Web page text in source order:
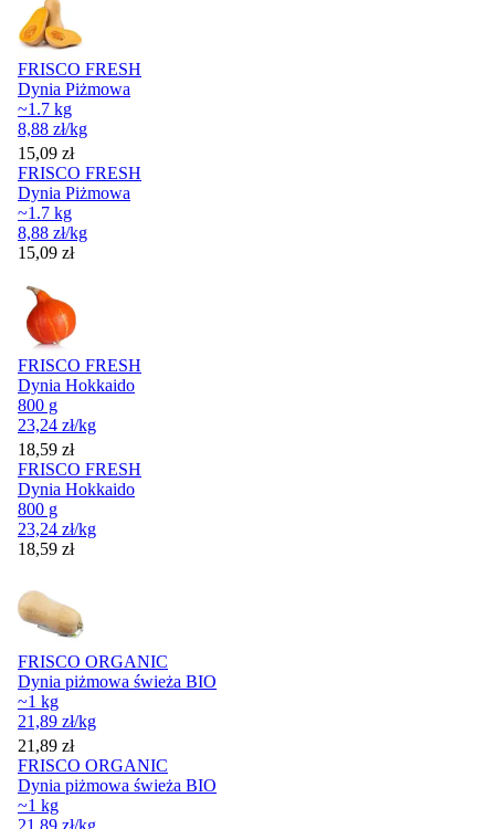
FRISCO FRESH
Dynia Piżmowa
~1.7 kg
8,88 zł/kg
Cena
15,09 zł
FRISCO FRESH
Dynia Piżmowa
~1.7 kg
8,88 zł/kg
Cena
15,09 zł
FRISCO FRESH
Dynia Hokkaido
800 g
23,24 zł/kg
Cena
18,59 zł
FRISCO FRESH
Dynia Hokkaido
800 g
23,24 zł/kg
Cena
18,59 zł
FRISCO ORGANIC
Dynia piżmowa świeża BIO
~1 kg
21,89 zł/kg
Cena
21,89 zł
FRISCO ORGANIC
Dynia piżmowa świeża BIO
~1 kg